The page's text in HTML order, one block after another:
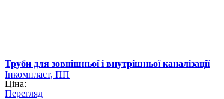
Труби для зовнішньої і внутрішньої каналізації
Інкомпласт, ПП
Ціна:
Перегляд